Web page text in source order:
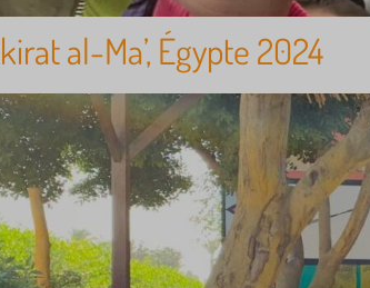
al-Ma’, Égypte 2024